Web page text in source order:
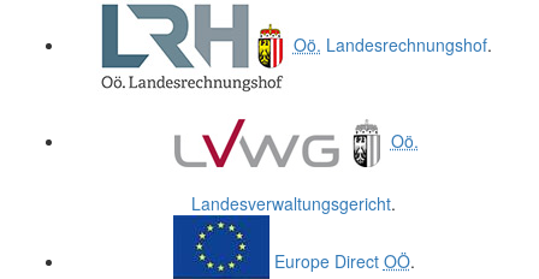
Oö. Landesrechnungshof.
Oö.
Landesverwaltungsgericht.
Europe Direct OÖ.